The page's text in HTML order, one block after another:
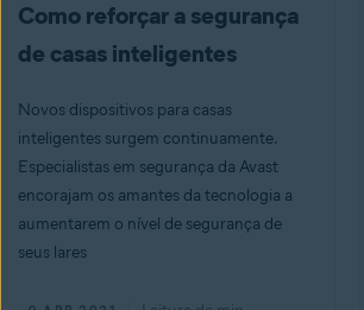
Como reforçar a segurança
de casas inteligentes
Novos dispositivos para casas
inteligentes surgem continuamente.
Especialistas em segurança da Avast
encorajam os amantes da tecnologia a
aumentarem o nível de segurança de
seus lares